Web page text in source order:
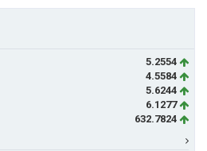
5.2554
4.5584
5.6244
6.1277
632.7824